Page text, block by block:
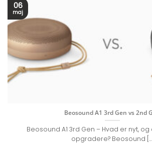
Beosound A1 3rd Gen vs 2nd
Beosound A1 3rd Gen – Hvad er nyt,
opgradere? Beosound [...]
06
maj